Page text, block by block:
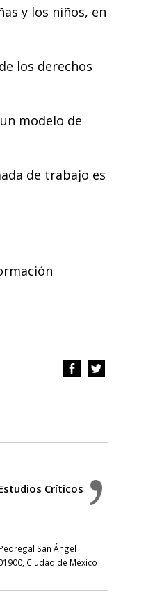
y los niños, en
los derechos
modelo de
de trabajo es
Críticos
San Ángel
Ciudad de México